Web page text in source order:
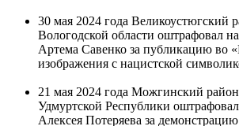
30 мая 2024 года Великоустюгский
Вологодской области оштрафовал
Артема Савенко за публикацию во
изображения с нацистской
21 мая 2024 года Можгинский
Удмуртской Республики
Алексея Потеряева за